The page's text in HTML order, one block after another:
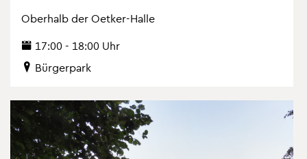
Ober­halb der Oet­ker-Halle
17:00 - 18:00 Uhr
Bür­ger­park